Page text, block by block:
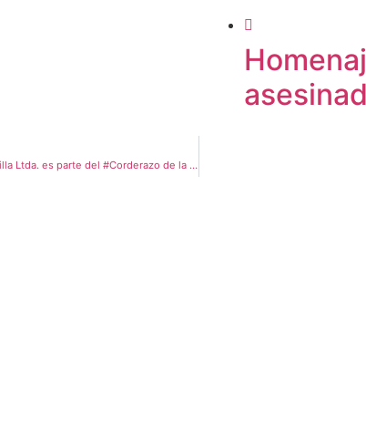
La Cooperativa Agropecuaria Federada Gobernador Mansilla Ltda. es parte del #Corderazo de la UTT en Entre Ríos